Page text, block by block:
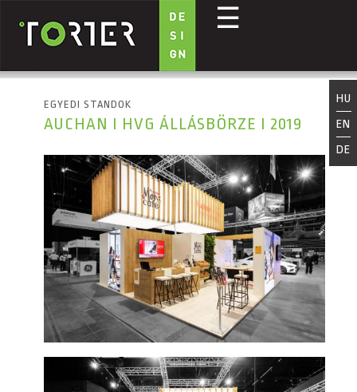
Ugrás a tartalomra
☰
HU
EN
DE
EGYEDI STANDOK
AUCHAN I HVG ÁLLÁSBÖRZE I 2019